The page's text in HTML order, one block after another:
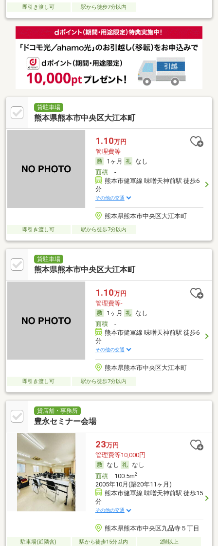
即引き渡し可 駅から徒歩7分以内
貸駐車場
熊本県熊本市中央区大江本町
1.10万円
管理費等-
1ヶ月
なし
面積-
熊本市健軍線 味噌天神前駅 徒歩6
分
その他の交通
熊本県熊本市中央区大江本町
即引き渡し可 駅から徒歩7分以内
貸駐車場
熊本県熊本市中央区大江本町
1.10万円
管理費等-
1ヶ月
なし
面積-
熊本市健軍線 味噌天神前駅 徒歩6
分
その他の交通
熊本県熊本市中央区大江本町
即引き渡し可 駅から徒歩7分以内
貸店舗・事務所
豊永セミナー会場
23万円
管理費等10,000円
なし
なし
面積100.5m2
2005年10月(築20年11ヶ月)
熊本市健軍線 味噌天神前駅 徒歩15
分
その他の交通
熊本県熊本市中央区九品寺５丁目
駐車場(近隣含) 駅から徒歩15分以内
2階以上